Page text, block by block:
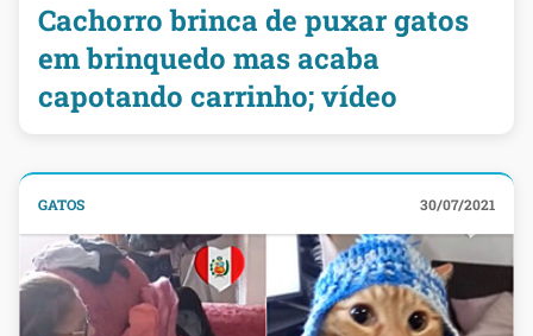
Cachorro brinca de puxar gatos
em brinquedo mas acaba
capotando carrinho; vídeo
GATOS 30/07/2021